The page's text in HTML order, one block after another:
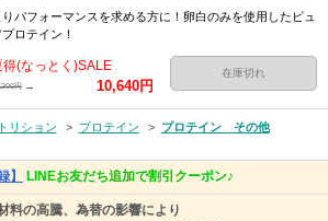
りパフォーマンスを求める方に！卵白のみを使用したピュ
プロテイン！
得(なっとく)SALE
円 → 10,640円
在庫切れ
リション > プロテイン > プロテイン その他
】 LINEお友だち追加で割引クーポン♪
料の高騰、為替の影響により